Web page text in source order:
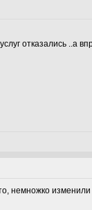
отказались ..а
немножко